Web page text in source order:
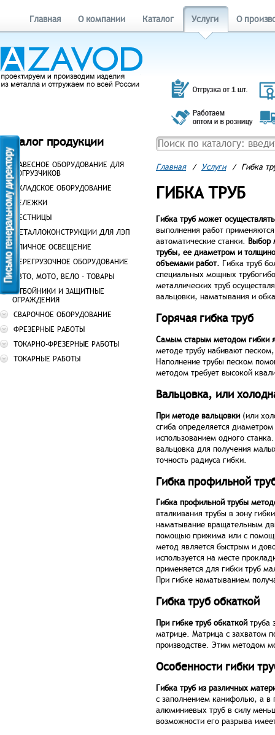
Главная О компании Каталог Услуги О
Каталог продукции
НАВЕСНОЕ ОБОРУДОВАНИЕ ДЛЯ
ПОГРУЗЧИКОВ
СКЛАДСКОЕ ОБОРУДОВАНИЕ
ТЕЛЕЖКИ
ЛЕСТНИЦЫ
МЕТАЛЛОКОНСТРУКЦИИ ДЛЯ ЛЭП
УЛИЧНОЕ ОСВЕЩЕНИЕ
ПЕРЕГРУЗОЧНОЕ ОБОРУДОВАНИЕ
АВТО, МОТО, ВЕЛО - ТОВАРЫ
ОТБОЙНИКИ И ЗАЩИТНЫЕ
ОГРАЖДЕНИЯ
СВАРОЧНОЕ ОБОРУДОВАНИЕ
ФРЕЗЕРНЫЕ РАБОТЫ
ТОКАРНО-ФРЕЗЕРНЫЕ РАБОТЫ
ТОКАРНЫЕ РАБОТЫ
Главная / Услуги / Гибка
ГИБКА ТРУБ
Гибка труб может
выполнения работ
автоматические станки. Выбор
трубы, ее диаметром и
объемами работ. Гибка труб
специальных мощных
металлических труб
вальцовки, наматывания и
Горячая гибка труб
Самым старым методом гибки
методе трубу набивают
Наполнение трубы песком
методом требует высокой
Вальцовка, или
При методе вальцовки (или
сгиба определяется
использованием одного
вальцовка для получения
точность радиуса гибки.
Гибка профильной
Гибка профильной трубы
вталкивания трубы в зону
наматывание вращательным
помощью прижима или с
метод является быстрым и
используется на месте
применяется для гибки труб
При гибке наматыванием
Гибка труб обкаткой
При гибке труб обкаткойтруба
матрице. Матрица с захватом
производстве. Этим методом
Особенности гибки
Гибка труб из различных
с заполнением канифолью, а в
алюминиевых труб в силу
возможности его разрыва